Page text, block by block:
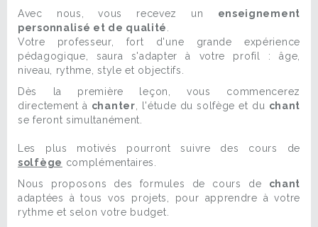
Avec nous, vous recevez un enseignement
personnalisé et de qualité
Votre professeur, fort d'une grande expérience
pédagogique, saura s'adapter à votre profil : âge,
niveau, rythme, style et objectifs.
Dès la première leçon, vous commencerez
directement à chanter , l'étude du solfège et du chant
se feront simultanément.
Les plus motivés pourront suivre des cours de
solfège complémentaires.
Nous proposons des formules de cours de chant
adaptées à tous vos projets, pour apprendre à votre
rythme et selon votre budget.